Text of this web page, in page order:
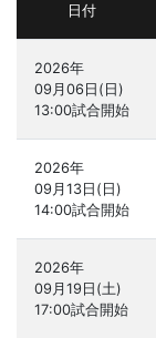
日付
2026年
09月06日(日)
2026年
09月13日(日)
2026年
09月19日(土)